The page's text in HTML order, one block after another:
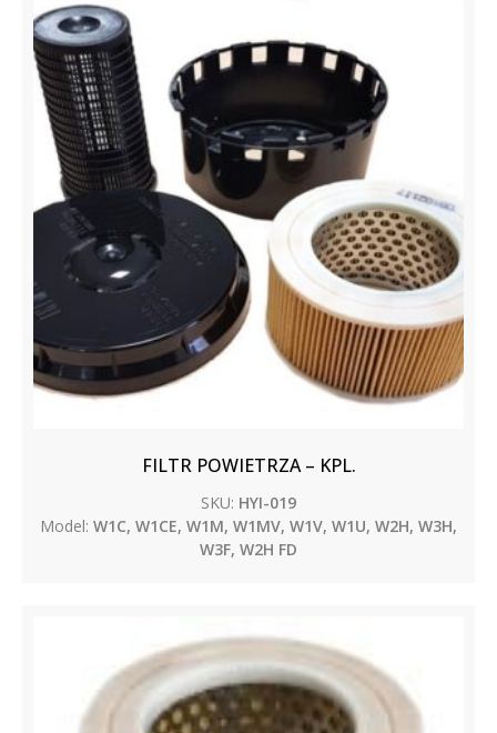
FILTR POWIETRZA – KPL.
SKU: HYI-019
Model: W1C, W1CE, W1M, W1MV, W1V, W1U, W2H, W3H,
W3F, W2H FD